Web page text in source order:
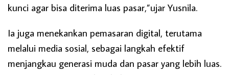
kunci agar bisa diterima luas pasar,”ujar Yusnila.
Ia juga menekankan pemasaran digital, terutama
melalui media sosial, sebagai langkah efektif
menjangkau generasi muda dan pasar yang lebih luas.